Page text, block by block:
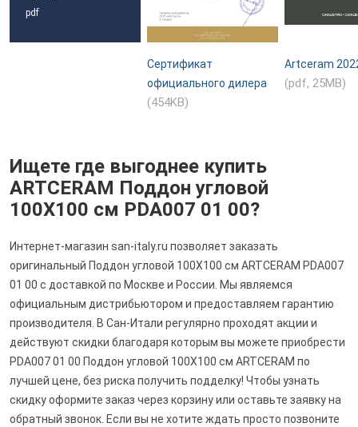
pdf
Сертификат
официального дилера
(454KB)
Artceram
(pdf, 25MB)
Ищете где выгоднее купить
ARTCERAM Поддон угловой
100X100 см PDA007 01 00?
Интернет-магазин san-italy.ru позволяет заказать
оригинальный Поддон угловой 100X100 см ARTCERAM PDA007
01 00 с доставкой по Москве и России. Мы являемся
официальным дистрибьютором и предоставляем гарантию
производителя. В Сан-Итали регулярно проходят акции и
действуют скидки благодаря которым вы можете приобрести
PDA007 01 00 Поддон угловой 100X100 см ARTCERAM по
лучшей цене, без риска получить подделку! Чтобы узнать
скидку оформите заказ через корзину или оставьте заявку на
обратный звонок. Если вы не хотите ждать просто позвоните